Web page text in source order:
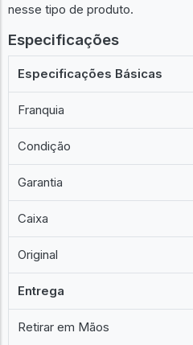
nesse tipo de produto.
Especificações
Especificações Básicas
Franquia
Condição
Garantia
Caixa
Original
Entrega
Retirar em Mãos